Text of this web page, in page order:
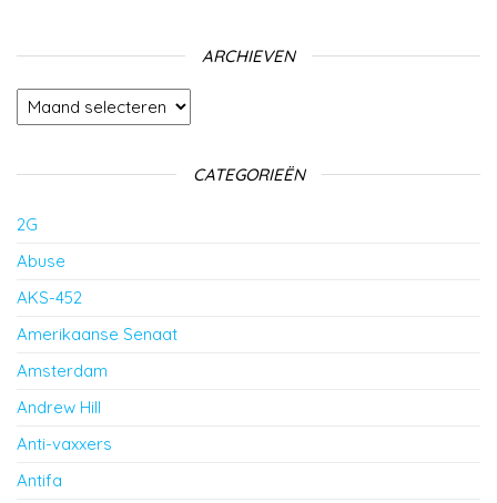
ARCHIEVEN
Archieven
CATEGORIEËN
2G
Abuse
AKS-452
Amerikaanse Senaat
Amsterdam
Andrew Hill
Anti-vaxxers
Antifa